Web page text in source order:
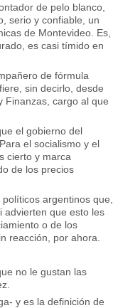
de pelo blanco,
serio y confiable, un
de Montevideo. Es,
es casi tímido en
de fórmula
sin decirlo, desde
Finanzas, cargo al que
el gobierno del
el socialismo y el
cierto y marca
de los precios
argentinos que,
advierten que esto les
o de los
reacción, por ahora.
no le gustan las
y es la definición de